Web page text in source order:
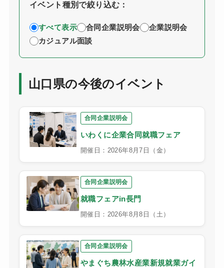
イベント種別で絞り込む：
すべて表示 合同企業説明会
企業説明会
カジュアル面談
山口県の今後のイベント
合同企業説明会
いわくに企業合同就職フェア
開催日：2026年8月7日（金）
合同企業説明会
就職フェアin長門
開催日：2026年8月8日（土）
合同企業説明会
やまぐち農林水産業新規就業ガイ